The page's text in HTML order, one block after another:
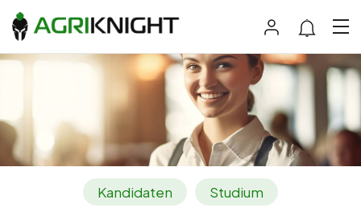
Kandidaten Studium